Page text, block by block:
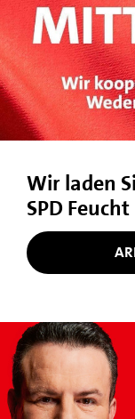
Wir laden
SPD